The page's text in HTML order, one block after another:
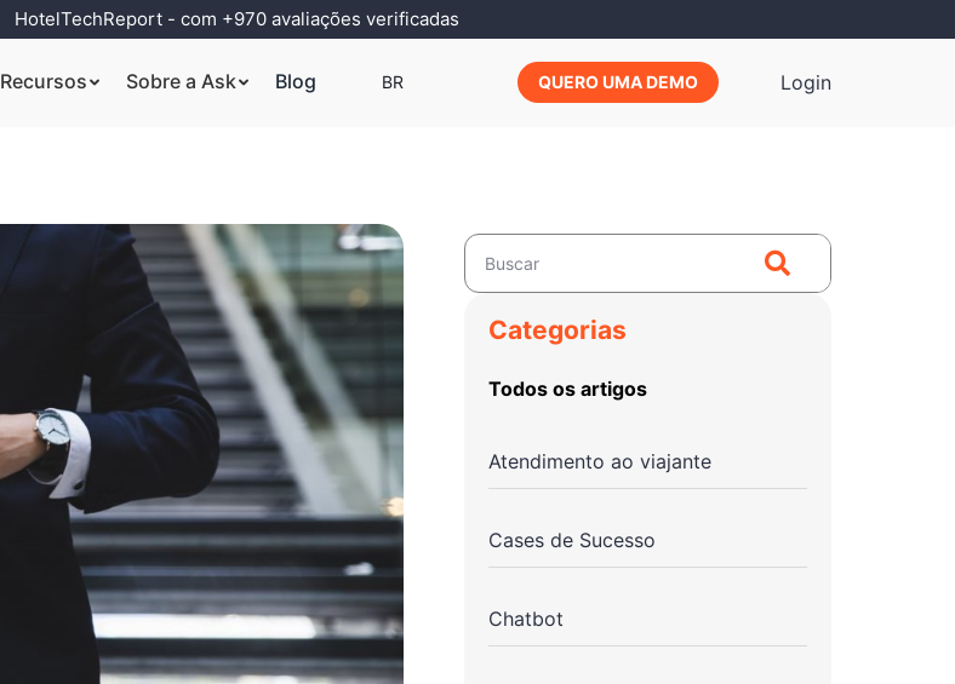
HotelTechReport - com +970 avaliações verificadas
Recursos Sobre a Ask Blog BR QUERO UMA DEMO Login
Categorias
Todos os artigos
Atendimento ao viajante
Cases de Sucesso
Chatbot